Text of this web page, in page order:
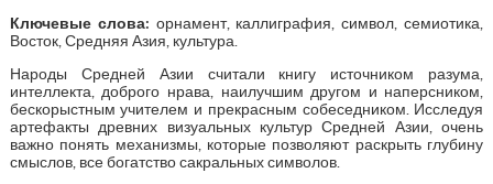
Ключевые слова: орнамент, каллиграфия, символ, семиотика,
Восток, Средняя Азия, культура.
Народы Средней Азии считали книгу источником разума,
интеллекта, доброго нрава, наилучшим другом и наперсником,
бескорыстным учителем и прекрасным собеседником. Исследуя
артефакты древних визуальных культур Средней Азии, очень
важно понять механизмы, которые позволяют раскрыть глубину
смыслов, все богатство сакральных символов.